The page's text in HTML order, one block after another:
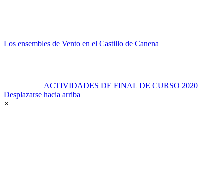
Los ensembles de Vento en el Castillo de Canena
ACTIVIDADES DE FINAL DE CURSO 2020
Desplazarse hacia arriba
×